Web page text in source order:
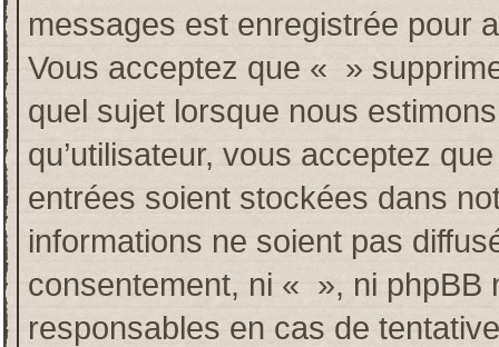
messages est enregistrée pour
Vous acceptez que « »
quel sujet lorsque nous
qu’utilisateur, vous acceptez
entrées soient stockées dans
informations ne soient pas
consentement, ni « », ni phpBB
responsables en cas de